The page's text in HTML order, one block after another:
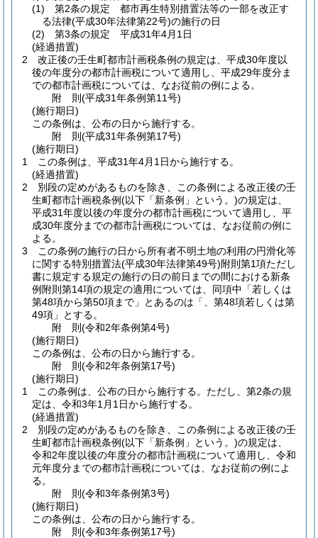
(1)
第2条の規定 都市再生特別措置法等の一部を改正す
る法律(平成30年法律第22号)の施行の日
(2)
第3条の規定 平成31年4月1日
(経過措置)
2
改正後の壬生町都市計画税条例の規定は、平成30年度以
後の年度分の都市計画税について適用し、平成29年度分ま
での都市計画税については、なお従前の例による。
附 則(平成31年条例第11号)
(施行期日)
この条例は、公布の日から施行する。
附 則(平成31年条例第17号)
(施行期日)
1
この条例は、平成31年4月1日から施行する。
(経過措置)
2
別段の定めがあるものを除き、この条例による改正後の壬
生町都市計画税条例(以下「新条例」という。)の規定は、
平成31年度以後の年度分の都市計画税について適用し、平
成30年度分までの都市計画税については、なお従前の例に
よる。
3
この条例の施行の日から所有者不明土地の利用の円滑化等
に関する特別措置法(平成30年法律第49号)附則第1項ただし
書に規定する規定の施行の日の前日までの間における新条
例附則第14項の規定の適用については、同項中「若しくは
第48項から第50項まで」とあるのは「、第48項若しくは第
49項」とする。
附 則(令和2年条例第4号)
(施行期日)
この条例は、公布の日から施行する。
附 則(令和2年条例第17号)
(施行期日)
1
この条例は、公布の日から施行する。 ただし、第2条の規
定は、令和3年1月1日から施行する。
(経過措置)
2
別段の定めがあるものを除き、この条例による改正後の壬
生町都市計画税条例(以下「新条例」という。)の規定は、
令和2年度以後の年度分の都市計画税について適用し、令和
元年度分までの都市計画税については、なお従前の例によ
る。
附 則(令和3年条例第3号)
(施行期日)
この条例は、公布の日から施行する。
附 則(令和3年条例第17号)